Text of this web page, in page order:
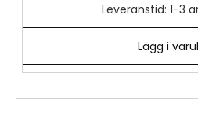
Leveranstid: 1-3
Lägg i